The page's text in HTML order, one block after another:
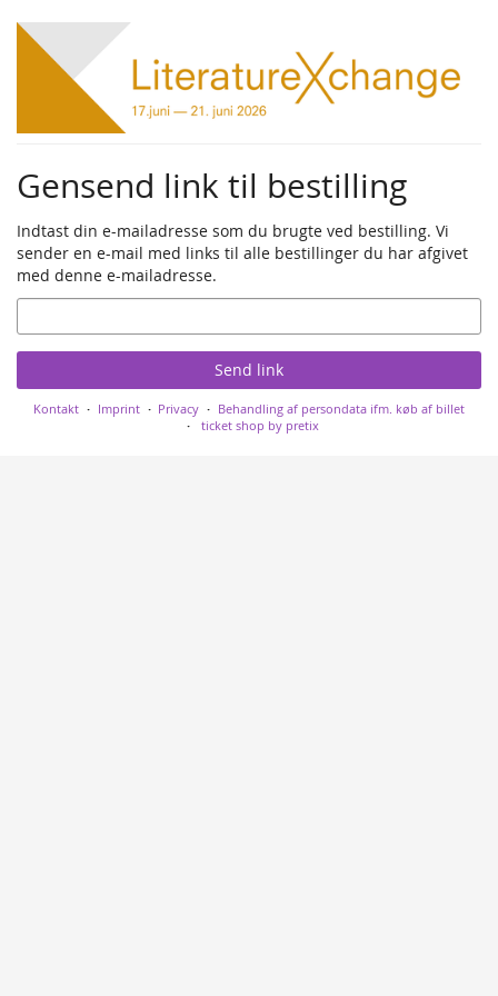
Skip to
main
content
Gensend link til bestilling
Indtast din e-mailadresse som du brugte ved bestilling. Vi
sender en e-mail med links til alle bestillinger du har afgivet
med denne e-mailadresse.
Email
Send link
Kontakt Imprint Privacy
Behandling af persondata ifm. køb af billet
ticket shop by pretix